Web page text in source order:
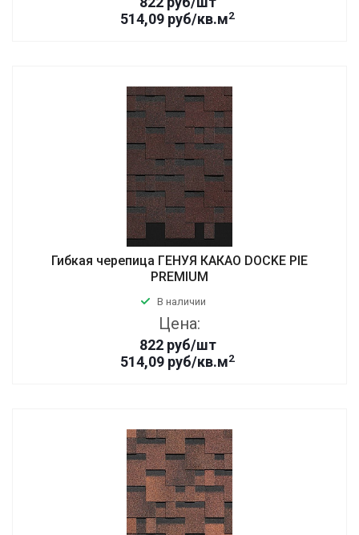
514,09 руб/кв.м2
Гибкая черепица ГЕНУЯ КАКАО DOCKE PIE
PREMIUM
В наличии
Цена:
822 руб/шт
514,09 руб/кв.м2